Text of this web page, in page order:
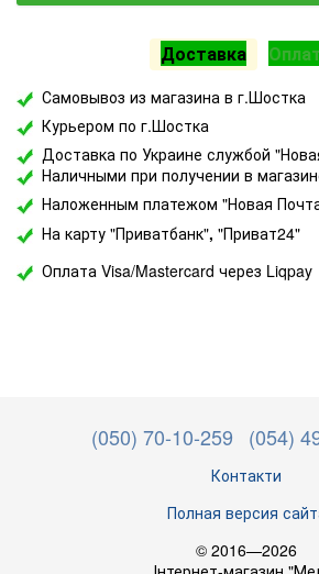
Доставка
Самовывоз из магазина в г.Шостка
Курьером по г.Шостка
Доставка по Украине службой
Наличными при получении в
Наложенным платежом "Новая
На карту "Приватбанк", "Приват24"
Оплата Visa/Mastercard через Liqpay
(050) 70-10-259 (054)
Контакти
Полная версия
© 2016—2026